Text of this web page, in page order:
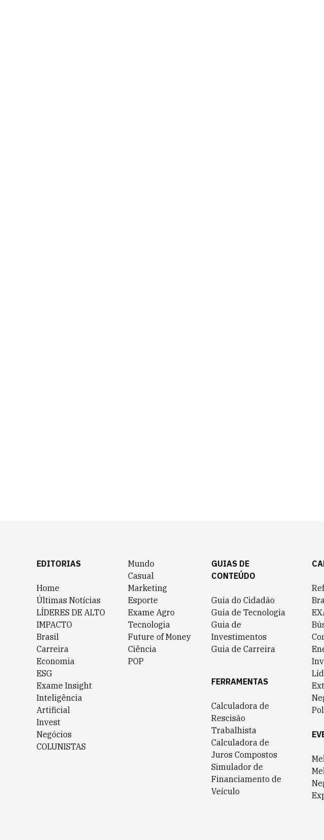
EDITORIAS
Home
Últimas Notícias
LÍDERES DE ALTO
IMPACTO
Brasil
Carreira
Economia
ESG
Exame Insight
Inteligência
Artificial
Invest
Negócios
COLUNISTAS
Mundo
Casual
Marketing
Esporte
Exame Agro
Tecnologia
Future of Money
Ciência
POP
GUIAS DE
CONTEÚDO
Guia do Cidadão
Guia de Tecnologia
Guia de
Investimentos
Guia de Carreira
FERRAMENTAS
Calculadora de
Rescisão
Trabalhista
Calculadora de
Juros Compostos
Simulador de
Financiamento de
Veículo